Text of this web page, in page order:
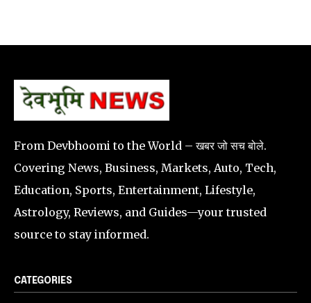
From Devbhoomi to the World – खबर जो सच बोले.
Covering News, Business, Markets, Auto, Tech,
Education, Sports, Entertainment, Lifestyle,
Astrology, Reviews, and Guides—your trusted
source to stay informed.
CATEGORIES